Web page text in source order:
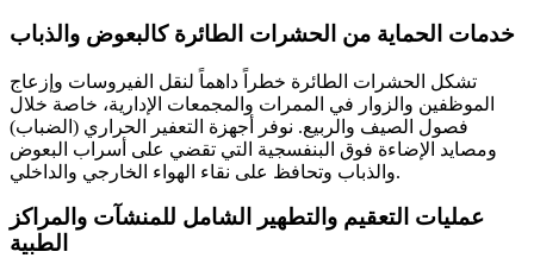
خدمات الحماية من الحشرات الطائرة كالبعوض والذباب
تشكل الحشرات الطائرة خطراً داهماً لنقل الفيروسات وإزعاج
الموظفين والزوار في الممرات والمجمعات الإدارية، خاصة خلال
فصول الصيف والربيع. نوفر أجهزة التعفير الحراري (الضباب)
ومصايد الإضاءة فوق البنفسجية التي تقضي على أسراب البعوض
والذباب وتحافظ على نقاء الهواء الخارجي والداخلي.
عمليات التعقيم والتطهير الشامل للمنشآت والمراكز
الطبية